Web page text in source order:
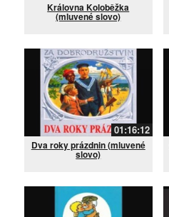
Královna Koloběžka
(mluvené slovo)
01:16:12
Dva roky prázdnin (mluvené
slovo)